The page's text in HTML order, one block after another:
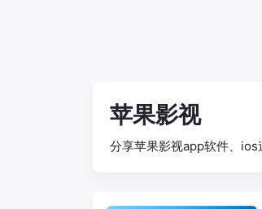
苹果影视
分享苹果影视app软件、